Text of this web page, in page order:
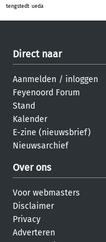
tengstedt ueda
Direct naar
Aanmelden / inloggen
Feyenoord Forum
Stand
Kalender
E-zine (nieuwsbrief)
Nieuwsarchief
Over ons
Voor webmasters
Disclaimer
Privacy
Adverteren